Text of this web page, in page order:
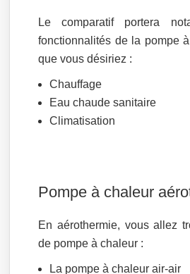
Le comparatif portera
fonctionnalités de la pompe
que vous désiriez :
Chauffage
Eau chaude sanitaire
Climatisation
Pompe à chaleur
En aérothermie, vous allez
de pompe à chaleur :
La pompe à chaleur air-air